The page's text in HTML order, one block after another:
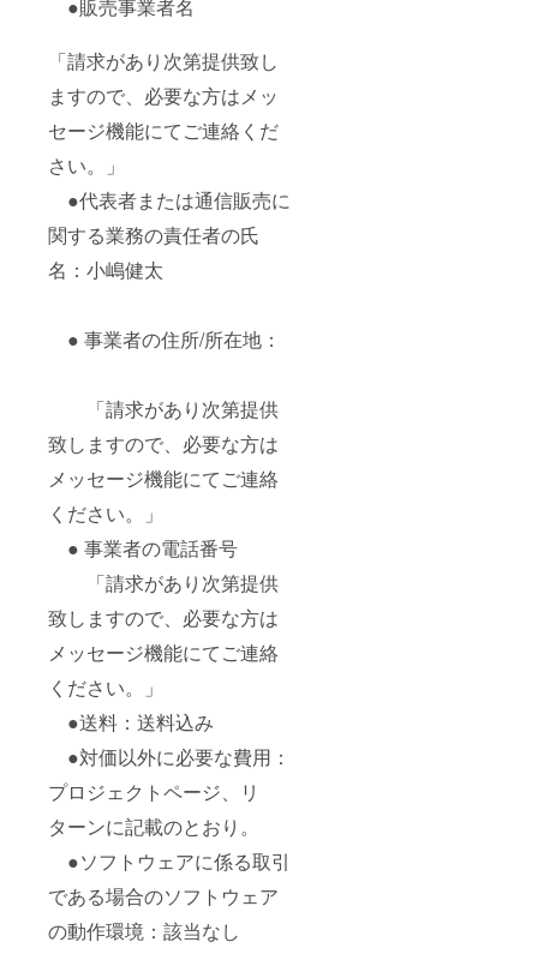
●販売事業者名
「請求があり次第提供致し
ますので、必要な方はメッ
セージ機能にてご連絡くだ
さい。」
●代表者または通信販売に
関する業務の責任者の氏
名：小嶋健太
● 事業者の住所/所在地：
「請求があり次第提供
致しますので、必要な方は
メッセージ機能にてご連絡
ください。」
● 事業者の電話番号
「請求があり次第提供
致しますので、必要な方は
メッセージ機能にてご連絡
ください。」
●送料：送料込み
●対価以外に必要な費用：
プロジェクトページ、リ
ターンに記載のとおり。
●ソフトウェアに係る取引
である場合のソフトウェア
の動作環境：該当なし